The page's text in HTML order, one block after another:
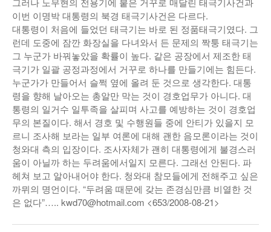
이번 이명박 대통령의 북경 태극기사건은 다르다.
대통령이 처음에 들었던 태극기는 바로 된 정품태극기였다. 그
런데 도중에 잠깐 화장실을 다녀와서 든 문제의 짝퉁 태극기는
그 누군가 바꿔놓았을 확률이 높다. 같은 공장에서 제조한 태
극기가 일괄 공정과정에서 거꾸로 하나를 만들기에는 힘든다.
누군가가 만들어서 슬쩍 옆에 올려 둔 것으로 생각한다. 대통
령을 향해 날아오는 총알만 막는 것이 경호업무가 아니다. 대
통령의 일거수 일투족을 살피며 사고를 예방하는 것이 경호업
무의 본질이다. 해서 경호 및 수행원들 중에 안티가 있을지 모
르니 조사해 보라는 일부 여론에 대해 괜한 음모론이라는 것이
청와대 측의 입장이다. 조사자체가 괜히 대통령에게 불경스러
움이 아닐까 하는 두려움에서일지 모른다. 그래선 안된다. 파
헤쳐 보고 알아내어야 한다. 청와대 참모들에게 전해주고 싶은
까뮈의 명언이다. “두려움 때문에 갖는 존경심만큼 비열한 것
은 없다”….. kwd70@hotmail.com <653/2008-08-21>